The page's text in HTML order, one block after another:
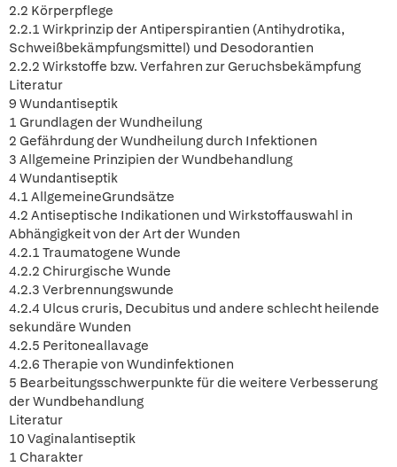
2.2 Körperpflege
2.2.1 Wirkprinzip der Antiperspirantien (Antihydrotika,
Schweißbekämpfungsmittel) und Desodorantien
2.2.2 Wirkstoffe bzw. Verfahren zur Geruchsbekämpfung
Literatur
9 Wundantiseptik
1 Grundlagen der Wundheilung
2 Gefährdung der Wundheilung durch Infektionen
3 Allgemeine Prinzipien der Wundbehandlung
4 Wundantiseptik
4.1 AllgemeineGrundsätze
4.2 Antiseptische Indikationen und Wirkstoffauswahl in
Abhängigkeit von der Art der Wunden
4.2.1 Traumatogene Wunde
4.2.2 Chirurgische Wunde
4.2.3 Verbrennungswunde
4.2.4 Ulcus cruris, Decubitus und andere schlecht heilende
sekundäre Wunden
4.2.5 Peritoneallavage
4.2.6 Therapie von Wundinfektionen
5 Bearbeitungsschwerpunkte für die weitere Verbesserung
der Wundbehandlung
Literatur
10 Vaginalantiseptik
1 Charakter